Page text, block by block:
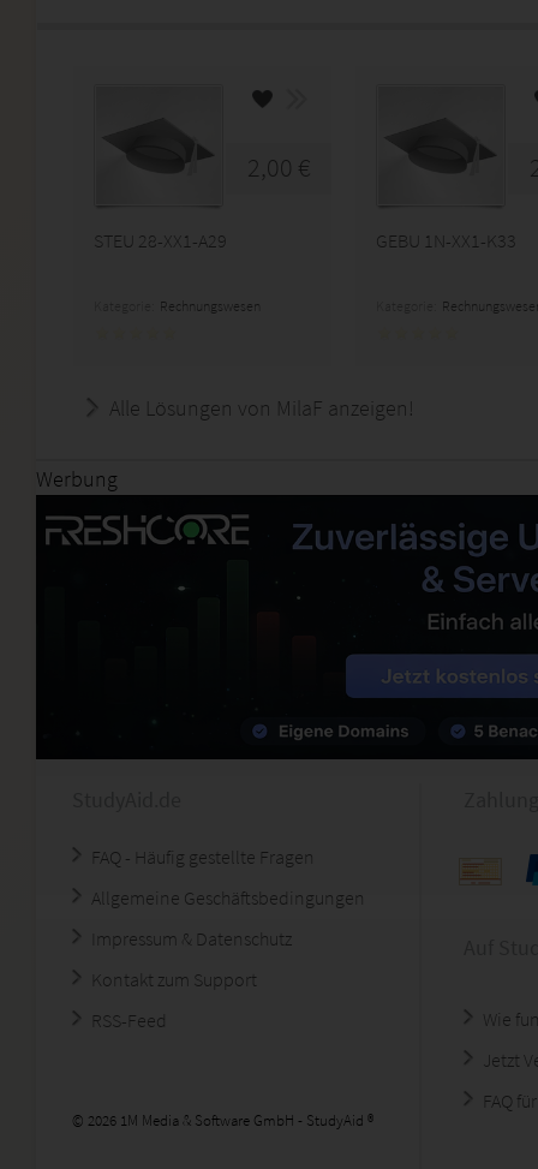
2,00 €
STEU 28-XX1-A29
Rechnungswesen
GEBU 1N-XX1-K33
Alle Lösungen von MilaF anzeigen!
Werbung
FAQ - Häufig gestellte Fragen
Allgemeine Geschäftsbedingungen
Impressum & Datenschutz
Kontakt zum Support
RSS-Feed
© 2026 1M Media & Software GmbH - StudyAid ®
Wie
Jetzt
FAQ